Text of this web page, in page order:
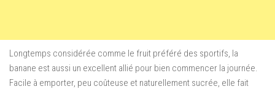
Longtemps considérée comme le fruit préféré des sportifs, la
banane est aussi un excellent allié pour bien commencer la journée.
Facile à emporter, peu coûteuse et naturellement sucrée, elle fait